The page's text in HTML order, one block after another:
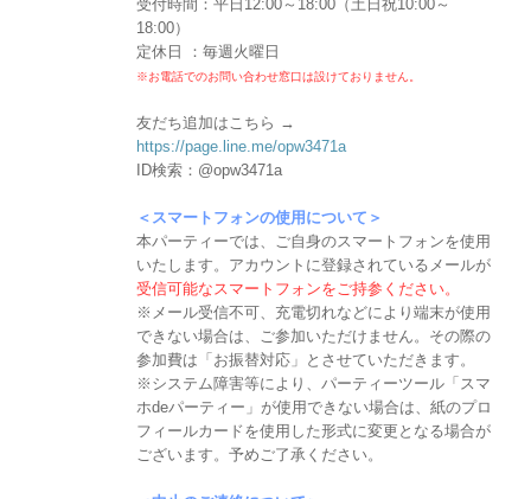
受付時間：平日12:00～18:00（土日祝10:00～
18:00）
定休日 ：毎週火曜日
※お電話でのお問い合わせ窓口は設けておりません。
友だち追加はこちら →
https://page.line.me/opw3471a
ID検索：@opw3471a
＜スマートフォンの使用について＞
本パーティーでは、ご自身のスマートフォンを使用
いたします。アカウントに登録されているメールが
受信可能なスマートフォンをご持参ください。
※メール受信不可、充電切れなどにより端末が使用
できない場合は、ご参加いただけません。その際の
参加費は「お振替対応」とさせていただきます。
※システム障害等により、パーティーツール「スマ
ホdeパーティー」が使用できない場合は、紙のプロ
フィールカードを使用した形式に変更となる場合が
ございます。予めご了承ください。